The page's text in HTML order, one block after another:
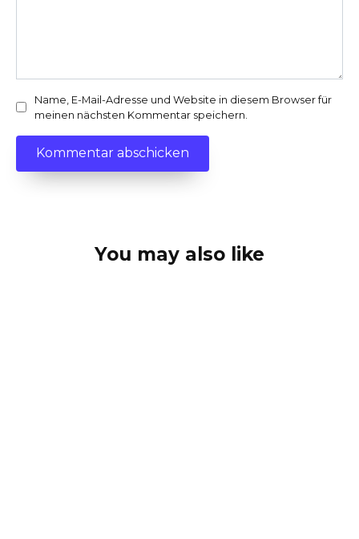
Name, E-Mail-Adresse und Website in diesem Browser für
meinen nächsten Kommentar speichern.
You may also like